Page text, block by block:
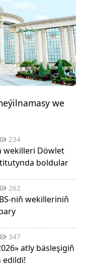
we
234
wekilleri Döwlet
boldular
262
niň wekilleriniň
347
atly bäsleşigiň
edildi!